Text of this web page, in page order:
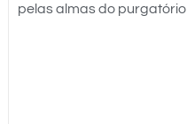
pelas almas do purgatório